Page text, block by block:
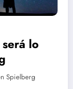
lo
Spielberg